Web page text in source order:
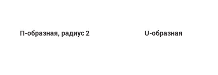
П-образная, радиус 2 U-образная